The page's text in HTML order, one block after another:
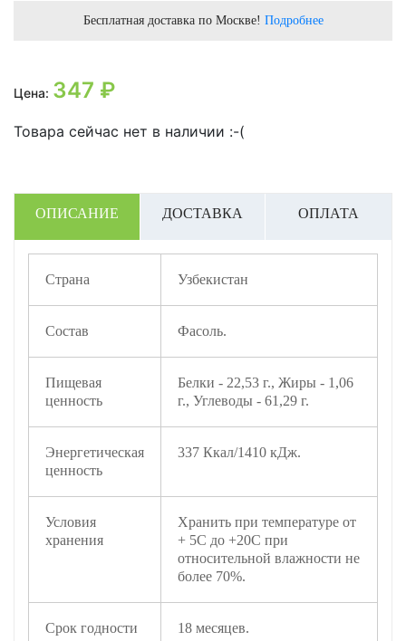
Бесплатная доставка по Москве! Подробнее
Цена: 347 ₽
Товара сейчас нет в наличии :-(
ОПИСАНИЕ ДОСТАВКА ОПЛАТА
Страна Узбекистан
Состав Фасоль.
Пищевая
ценность
Белки - 22,53 г., Жиры - 1,06
г., Углеводы - 61,29 г.
Энергетическая
ценность
337 Ккал/1410 кДж.
Условия
хранения
Хранить при температуре от
+ 5С до +20С при
относительной влажности не
более 70%.
Срок годности 18 месяцев.